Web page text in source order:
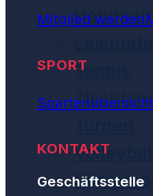
Handball
Tennis
Volleyball
Mitglied werden
SPORT
KONTAKT
Geschäftsstelle